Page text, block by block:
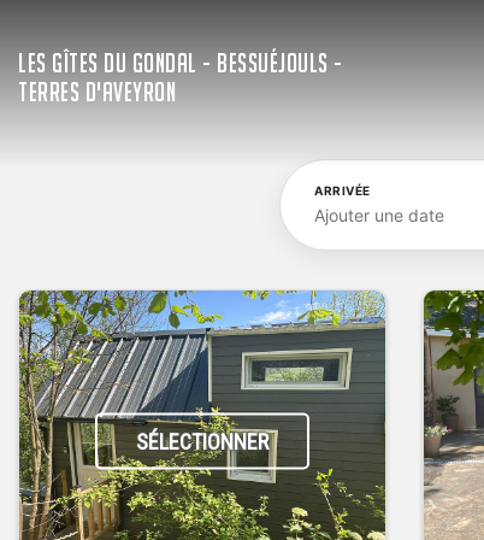
LES GÎTES DU GONDAL - BESSUÉJOULS -
TERRES D'AVEYRON
ARRIVÉE
Ajouter une date
SÉLECTIONNER